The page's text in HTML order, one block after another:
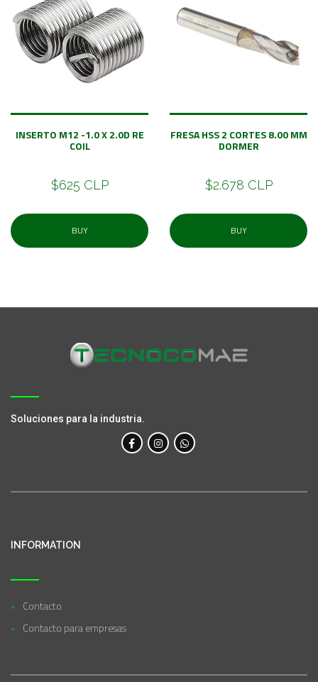
INSERTO M12 -1.0 X 2.0D RE
COIL
$625 CLP
BUY
FRESA HSS 2 CORTES 8.00 MM
DORMER
$2.678 CLP
BUY
Soluciones para la industria.
INFORMATION
Contacto
Contacto para empresas